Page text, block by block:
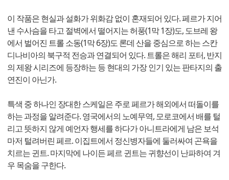
이 작품은 현실과 설화가 위화감 없이 혼재되어 있다. 페르가 지어
낸 수사슴을 타고 절벽에서 떨어지는 허풍(1막 1장)도, 도브레 왕
에서 벌어진 트롤 소동(1막 6장)도 론데 산을 중심으로 하는 스칸
디나비아의 북구적 전승과 연결되어 있다. 트롤은 해리 포터, 반지
의 제왕 시리즈에 등장하는 등 현대의 가장 인기 있는 판타지의 출
연진이 아닌가.
특색 중 하나인 장대한 스케일은 주로 페르가 해외에서 떠돌이를
하는 과정을 알려준다. 영국에서의 노예무역, 모로코에서 배를 털
리고 뜻하지 않게 예언자 행세를 하다가 아니트라에게 남은 보석
마저 털려버린 페르. 이집트에서 정신병자들에 둘러싸여 곤욕을
치르는 귄트. 마지막에 나이든 페르 귄트는 귀향선이 난파하여 겨
우 목숨을 구한다.